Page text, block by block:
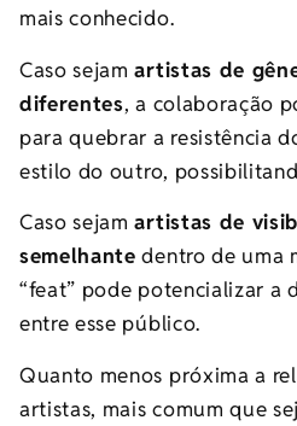
mais conhecido.
Caso sejamartistas de
diferentes, a colaboração
para quebrar a resistência
estilo do outro,
Caso sejamartistas de
semelhante dentro de uma
“feat” pode potencializar a
entre esse público.
Quanto menos próxima a
artistas, mais comum que